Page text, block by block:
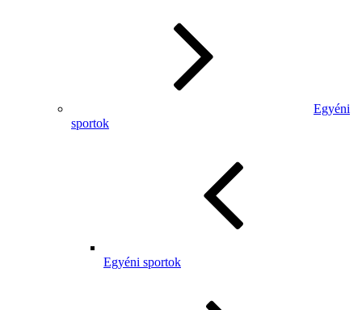
Egyéni
sportok
Egyéni sportok